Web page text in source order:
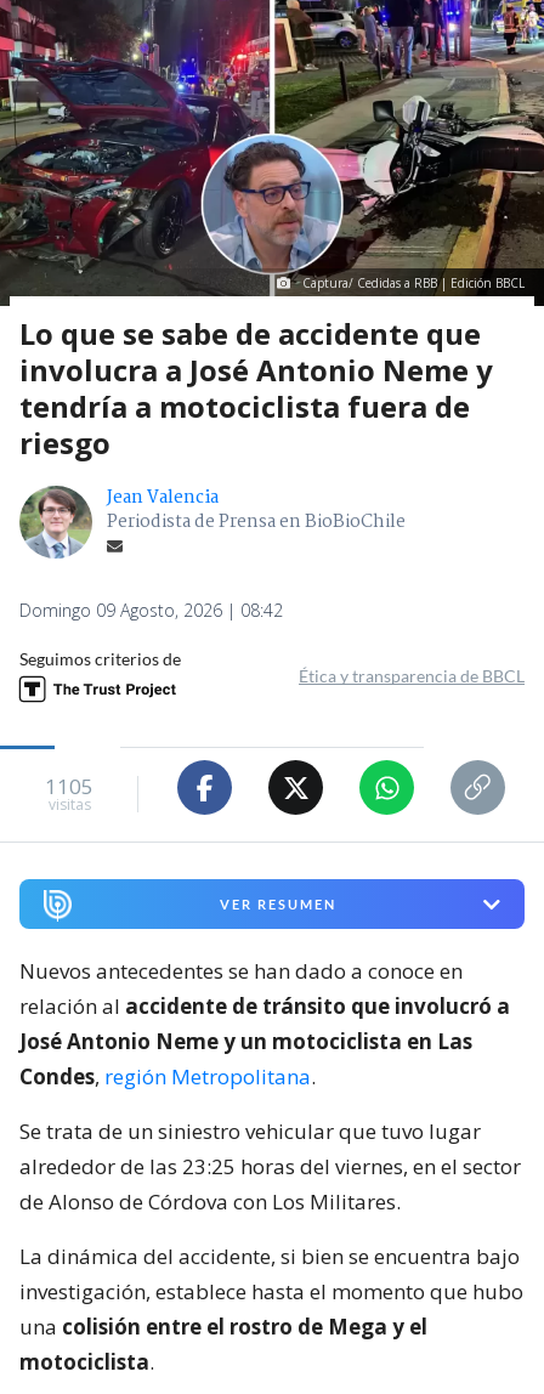
Captura/ Cedidas a RBB | Edición BBCL
Lo que se sabe de accidente que
involucra a José Antonio Neme y
tendría a motociclista fuera de
riesgo
Jean Valencia
Periodista de Prensa en BioBioChile
Domingo 09 Agosto, 2026 | 08:42
Seguimos criterios de
Ética y transparencia de BBCL
1105
visitas
VER RESUMEN
Nuevos antecedentes se han dado a conoce en
relación al accidente de tránsito que involucró a
José Antonio Neme y un motociclista en Las
Condes, región Metropolitana.
Se trata de un siniestro vehicular que tuvo lugar
alrededor de las 23:25 horas del viernes, en el sector
de Alonso de Córdova con Los Militares.
La dinámica del accidente, si bien se encuentra bajo
investigación, establece hasta el momento que hubo
una colisión entre el rostro de Mega y el
motociclista.